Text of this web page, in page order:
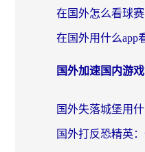
国外加速国内游戏